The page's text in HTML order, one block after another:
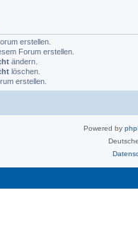
erstellen.
Forum erstellen.
ändern.
löschen.
erstellen.
Powered by